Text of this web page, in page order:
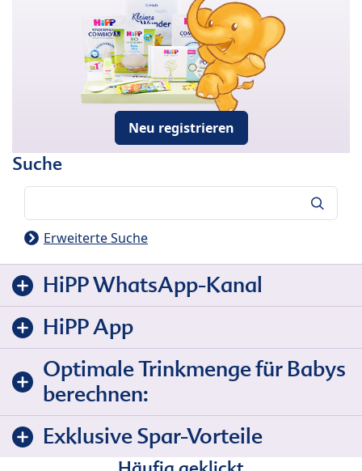
Neu registrieren
Suche
Erweiterte Suche
HiPP WhatsApp-Kanal
HiPP App
Optimale Trinkmenge für Babys
berechnen:
Exklusive Spar-Vorteile